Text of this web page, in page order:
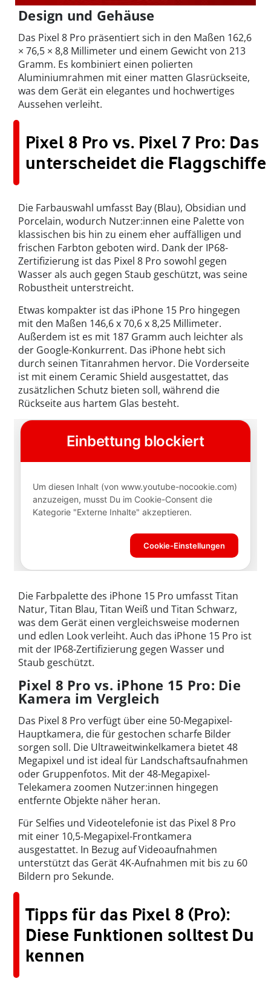
Design und Gehäuse
Das Pixel 8 Pro präsentiert sich in den Maßen 162,6
× 76,5 × 8,8 Millimeter und einem Gewicht von 213
Gramm. Es kombiniert einen polierten
Aluminiumrahmen mit einer matten Glasrückseite,
was dem Gerät ein elegantes und hochwertiges
Aussehen verleiht.
Pixel 8 Pro vs. Pixel 7 Pro: Das
unterscheidet die Flaggschiffe
Die Farbauswahl umfasst Bay (Blau), Obsidian und
Porcelain, wodurch Nutzer:innen eine Palette von
klassischen bis hin zu einem eher auffälligen und
frischen Farbton geboten wird. Dank der IP68-
Zertifizierung ist das Pixel 8 Pro sowohl gegen
Wasser als auch gegen Staub geschützt, was seine
Robustheit unterstreicht.
Etwas kompakter ist das iPhone 15 Pro hingegen
mit den Maßen 146,6 x 70,6 x 8,25 Millimeter.
Außerdem ist es mit 187 Gramm auch leichter als
der Google-Konkurrent. Das iPhone hebt sich
durch seinen Titanrahmen hervor. Die Vorderseite
ist mit einem Ceramic Shield ausgestattet, das
zusätzlichen Schutz bieten soll, während die
Rückseite aus hartem Glas besteht.
Die Farbpalette des iPhone 15 Pro umfasst Titan
Natur, Titan Blau, Titan Weiß und Titan Schwarz,
was dem Gerät einen vergleichsweise modernen
und edlen Look verleiht. Auch das iPhone 15 Pro ist
mit der IP68-Zertifizierung gegen Wasser und
Staub geschützt.
Pixel 8 Pro vs. iPhone 15 Pro: Die
Kamera im Vergleich
Das Pixel 8 Pro verfügt über eine 50-Megapixel-
Hauptkamera, die für gestochen scharfe Bilder
sorgen soll. Die Ultraweitwinkelkamera bietet 48
Megapixel und ist ideal für Landschaftsaufnahmen
oder Gruppenfotos. Mit der 48-Megapixel-
Telekamera zoomen Nutzer:innen hingegen
entfernte Objekte näher heran.
Für Selfies und Videotelefonie ist das Pixel 8 Pro
mit einer 10,5-Megapixel-Frontkamera
ausgestattet. In Bezug auf Videoaufnahmen
unterstützt das Gerät 4K-Aufnahmen mit bis zu 60
Bildern pro Sekunde.
Tipps für das Pixel 8 (Pro):
Diese Funktionen solltest Du
kennen